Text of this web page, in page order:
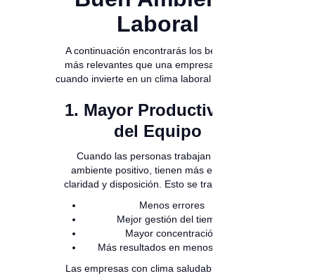
Laboral
A continuación encontrarás los beneficios
más relevantes que una empresa obtiene
cuando invierte en un clima laboral saludable.
1. Mayor Productividad
del Equipo
Cuando las personas trabajan en un
ambiente positivo, tienen más energía,
claridad y disposición. Esto se traduce en:
Menos errores
Mejor gestión del tiempo
Mayor concentración
Más resultados en menos tiempo
Las empresas con clima saludable logran